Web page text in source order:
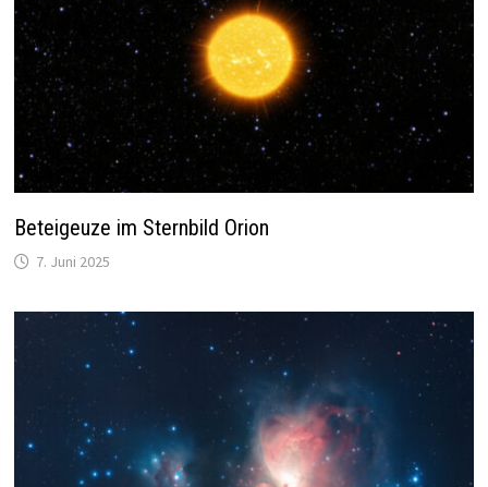
Beteigeuze im Sternbild Orion
7. Juni 2025